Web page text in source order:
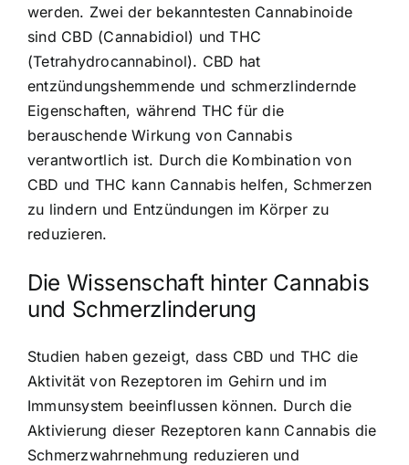
werden. Zwei der bekanntesten Cannabinoide
sind CBD (Cannabidiol) und THC
(Tetrahydrocannabinol). CBD hat
entzündungshemmende und schmerzlindernde
Eigenschaften, während THC für die
berauschende Wirkung von Cannabis
verantwortlich ist. Durch die Kombination von
CBD und THC kann Cannabis helfen, Schmerzen
zu lindern und Entzündungen im Körper zu
reduzieren.
Die Wissenschaft hinter Cannabis
und Schmerzlinderung
Studien haben gezeigt, dass CBD und THC die
Aktivität von Rezeptoren im Gehirn und im
Immunsystem beeinflussen können. Durch die
Aktivierung dieser Rezeptoren kann Cannabis die
Schmerzwahrnehmung reduzieren und